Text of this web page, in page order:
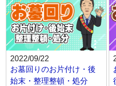
2022/09/22
お墓回りのお片付け・後
始末・整理整頓・処分